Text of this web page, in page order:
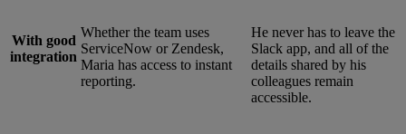
With good
integration
Whether the team uses
ServiceNow or Zendesk,
Maria has access to instant
reporting.
He never has to leave the
Slack app, and all of the
details shared by his
colleagues remain
accessible.